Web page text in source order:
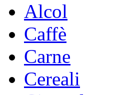
Alcol
Caffè
Carne
Cereali